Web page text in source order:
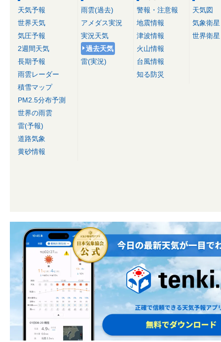
天気予報
世界天気
気圧予報
2週間天気
長期予報
雨雲レーダー
積雪マップ
PM2.5分布予測
世界の雨雲
雷(予報)
道路気象
黄砂情報
雨雲(過去)
アメダス実況
実況天気
過去天気
雷(実況)
警報・注意報
地震情報
津波情報
火山情報
台風情報
知る防災
天気図
気象衛星
世界衛星